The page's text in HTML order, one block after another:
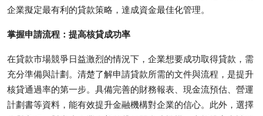
企業擬定最有利的貸款策略，達成資金最佳化管理。
掌握申請流程：提高核貸成功率
在貸款市場競爭日益激烈的情況下，企業想要成功取得貸款，需
充分準備與計劃。清楚了解申請貸款所需的文件與流程，是提升
核貸通過率的第一步。具備完善的財務報表、現金流預估、營運
計劃書等資料，能有效提升金融機構對企業的信心。此外，選擇